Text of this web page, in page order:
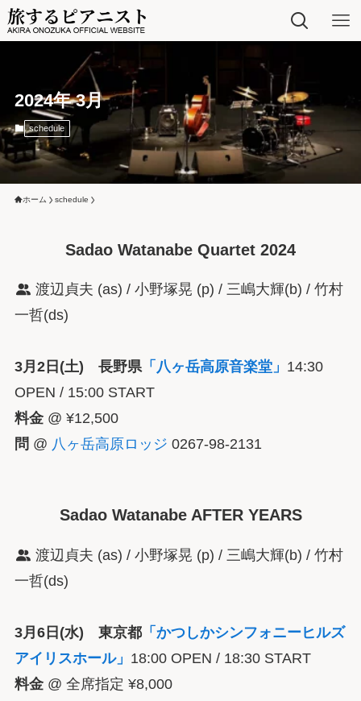
2024年 3月
schedule
ホーム schedule
Sadao Watanabe Quartet 2024
渡辺貞夫 (as) / 小野塚晃 (p) / 三嶋大輝(b) / 竹村
一哲(ds)
3月2日(土) 長野県「八ヶ岳高原音楽堂」 14:30
OPEN / 15:00 START
料金@ ¥12,500
問 @ 八ヶ岳高原ロッジ 0267-98-2131
Sadao Watanabe AFTER YEARS
渡辺貞夫 (as) / 小野塚晃 (p) / 三嶋大輝(b) / 竹村
一哲(ds)
3月6日(水) 東京都「かつしかシンフォニーヒルズ
アイリスホール」 18:00 OPEN / 18:30 START
料金@ 全席指定 ¥8,000